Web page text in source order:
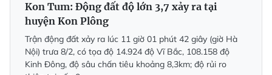
Kon Tum: Động đất độ lớn 3,7 xảy ra tại
huyện Kon Plông
Trận động đất xảy ra lúc 11 giờ 01 phút 42 giây (giờ Hà
Nội) trưa 8/2, có tọa độ 14.924 độ Vĩ Bắc, 108.158 độ
Kinh Đông, độ sâu chấn tiêu khoảng 8,3km; độ rủi ro